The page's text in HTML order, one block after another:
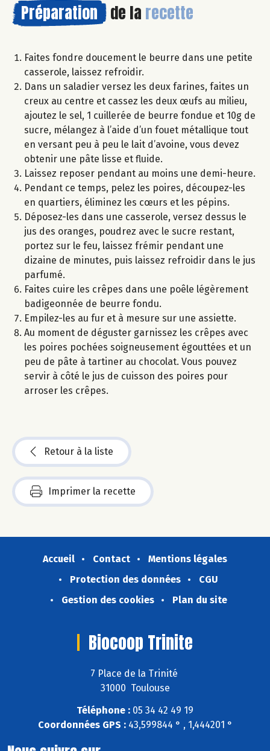
Préparation de la recette
Faites fondre doucement le beurre dans une petite
casserole, laissez refroidir.
Dans un saladier versez les deux farines, faites un
creux au centre et cassez les deux œufs au milieu,
ajoutez le sel, 1 cuillerée de beurre fondue et 10g de
sucre, mélangez à l’aide d’un fouet métallique tout
en versant peu à peu le lait d’avoine, vous devez
obtenir une pâte lisse et fluide.
Laissez reposer pendant au moins une demi-heure.
Pendant ce temps, pelez les poires, découpez-les
en quartiers, éliminez les cœurs et les pépins.
Déposez-les dans une casserole, versez dessus le
jus des oranges, poudrez avec le sucre restant,
portez sur le feu, laissez frémir pendant une
dizaine de minutes, puis laissez refroidir dans le jus
parfumé.
Faites cuire les crêpes dans une poêle légèrement
badigeonnée de beurre fondu.
Empilez-les au fur et à mesure sur une assiette.
Au moment de déguster garnissez les crêpes avec
les poires pochées soigneusement égouttées et un
peu de pâte à tartiner au chocolat. Vous pouvez
servir à côté le jus de cuisson des poires pour
arroser les crêpes.
Retour à la liste
Imprimer la recette
Accueil Contact
Mentions légales
Protection des données
CGU
Gestion des cookies
Plan du site
Biocoop Trinite
7 Place de la Trinité
31000 Toulouse
Téléphone : 05 34 42 49 19
Coordonnées GPS :43,599844 ° , 1,444201 °